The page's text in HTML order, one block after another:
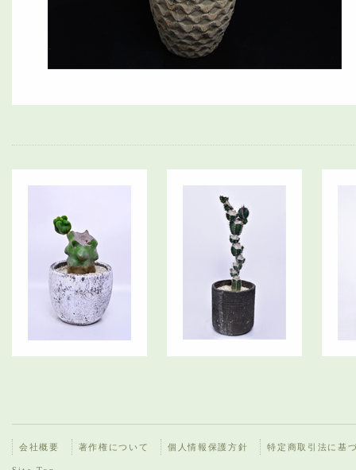
会社概要 著作権について 個人情報保護方針 特定商取引法に基